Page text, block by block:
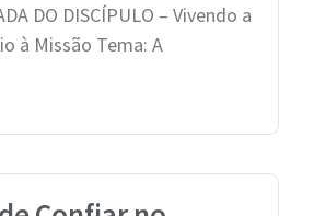
DO DISCÍPULO – Vivendo a
à Missão Tema: A